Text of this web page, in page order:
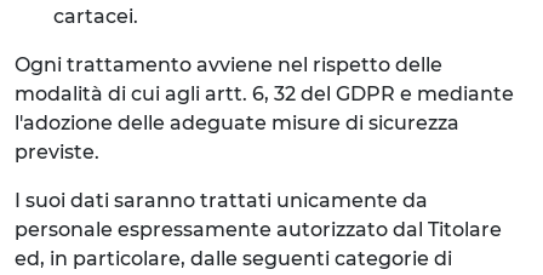
cartacei.
Ogni trattamento avviene nel rispetto delle
modalità di cui agli artt. 6, 32 del GDPR e mediante
l'adozione delle adeguate misure di sicurezza
previste.
I suoi dati saranno trattati unicamente da
personale espressamente autorizzato dal Titolare
ed, in particolare, dalle seguenti categorie di